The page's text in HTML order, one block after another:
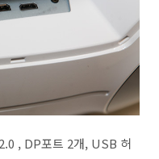
, DP포트 2개, USB 허